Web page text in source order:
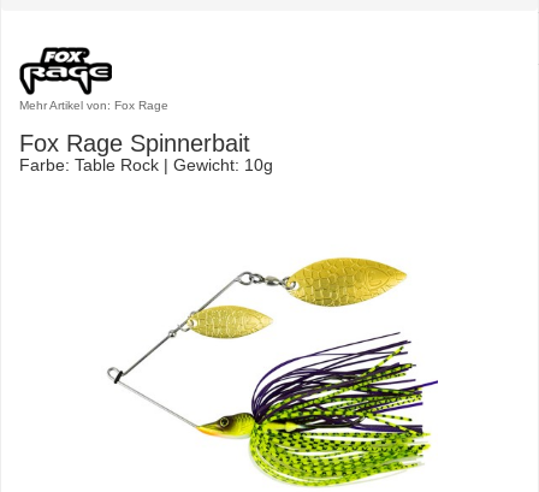
Mehr Artikel von: Fox Rage
Fox Rage Spinnerbait
Farbe: Table Rock | Gewicht: 10g